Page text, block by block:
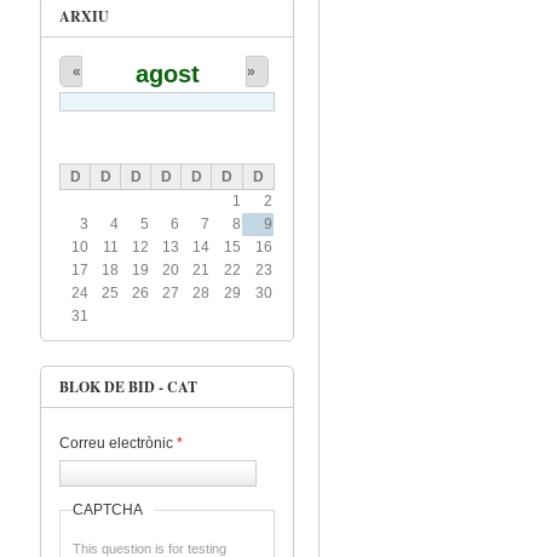
ARXIU
agost
« »
D D D D D D
D
1
2
3
4 5 6 7 8
9
10
11 12 13 14 15
16
17
18 19 20 21 22
23
24
25 26 27 28 29
30
31
BLOK DE BID - CAT
Correu electrònic *
CAPTCHA
This question is for testing